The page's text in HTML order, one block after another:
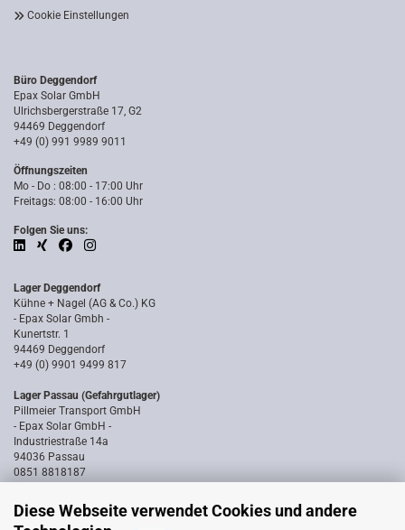
Diese Webseite verwendet Cookies und andere
Cookie Einstellungen
Büro Deggendorf
Epax Solar GmbH
Ulrichsbergerstraße 17, G2
94469 Deggendorf
+49 (0) 991 9989 9011
Öffnungszeiten
Mo - Do : 08:00 - 17:00 Uhr
Freitags: 08:00 - 16:00 Uhr
Folgen Sie uns:
Lager Deggendorf
Kühne + Nagel (AG & Co.) KG
- Epax Solar Gmbh -
Kunertstr. 1
94469 Deggendorf
+49 (0) 9901 9499 817
Lager Passau (Gefahrgutlager)
Pillmeier Transport GmbH
- Epax Solar GmbH -
Industriestraße 14a
94036 Passau
0851 8818187